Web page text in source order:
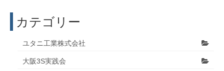
カテゴリー
ユタニ工業株式会社
大阪3S実践会